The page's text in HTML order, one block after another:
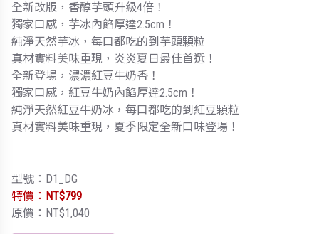
全新改版，香醇芋頭升級4倍！
獨家口感，芋冰內餡厚達2.5cm！
純淨天然芋冰，每口都吃的到芋頭顆粒
真材實料美味重現，炎炎夏日最佳首選！
全新登場，濃濃紅豆牛奶香！
獨家口感，紅豆牛奶內餡厚達2.5cm！
純淨天然紅豆牛奶冰，每口都吃的到紅豆顆粒
真材實料美味重現，夏季限定全新口味登場！
型號：D1_DG
特價： NT$799
原價：NT$1,040